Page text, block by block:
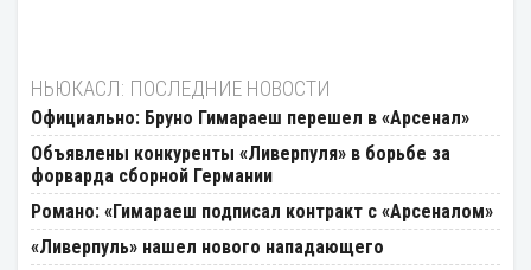
НЬЮКАСЛ: ПОСЛЕДНИЕ НОВОСТИ
Официально: Бруно Гимараеш перешел в «Арсенал»
Объявлены конкуренты «Ливерпуля» в борьбе за
форварда сборной Германии
Романо: «Гимараеш подписал контракт с «Арсеналом»
«Ливерпуль» нашел нового нападающего